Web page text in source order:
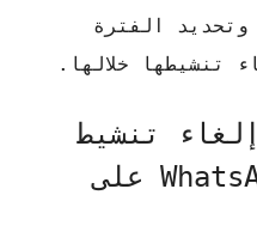
وتحديد الفترة
تنشيطها خلالها.
تنشيط
الإشعارات على WhatsApp على